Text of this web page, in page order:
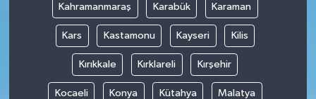
Kahramanmaraş Karabük Karaman
Kars Kastamonu Kayseri Kilis
Kırıkkale Kırklareli Kırşehir
Kocaeli Konya Kütahya Malatya